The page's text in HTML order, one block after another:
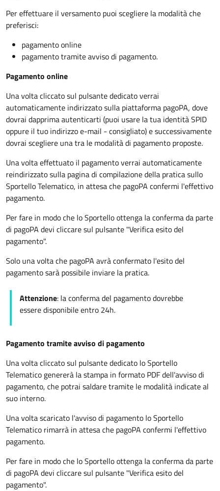
Per effettuare il versamento puoi scegliere la modalità che
preferisci:
pagamento online
pagamento tramite avviso di pagamento.
Pagamento online
Una volta cliccato sul pulsante dedicato verrai
automaticamente indirizzato sulla piattaforma pagoPA, dove
dovrai dapprima autenticarti (puoi usare la tua identità SPID
oppure il tuo indirizzo e-mail - consigliato) e successivamente
dovrai scegliere una tra le modalità di pagamento proposte.
Una volta effettuato il pagamento verrai automaticamente
reindirizzato sulla pagina di compilazione della pratica sullo
Sportello Telematico, in attesa che pagoPA confermi l'effettivo
pagamento.
Per fare in modo che lo Sportello ottenga la conferma da parte
di pagoPA devi cliccare sul pulsante "Verifica esito del
pagamento".
Solo una volta che pagoPA avrà confermato l'esito del
pagamento sarà possibile inviare la pratica.
Attenzione: la conferma del pagamento dovrebbe
essere disponibile entro 24h.
Pagamento tramite avviso di pagamento
Una volta cliccato sul pulsante dedicato lo Sportello
Telematico genererà la stampa in formato PDF dell'avviso di
pagamento, che potrai saldare tramite le modalità indicate al
suo interno.
Una volta scaricato l'avviso di pagamento lo Sportello
Telematico rimarrà in attesa che pagoPA confermi l'effettivo
pagamento.
Per fare in modo che lo Sportello ottenga la conferma da parte
di pagoPA devi cliccare sul pulsante "Verifica esito del
pagamento".